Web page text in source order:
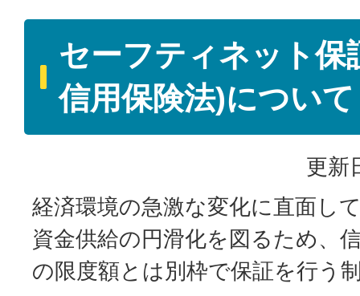
セーフティネット保
信用保険法)について
更新
経済環境の急激な変化に直面し
資金供給の円滑化を図るため、
の限度額とは別枠で保証を行う